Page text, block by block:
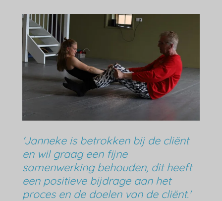
'Janneke is betrokken bij de cliënt
en wil graag een fijne
samenwerking behouden, dit heeft
een positieve bijdrage aan het
proces en de doelen van de cliënt.'